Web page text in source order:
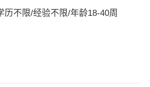
历不限/经验不限/年龄18-40周